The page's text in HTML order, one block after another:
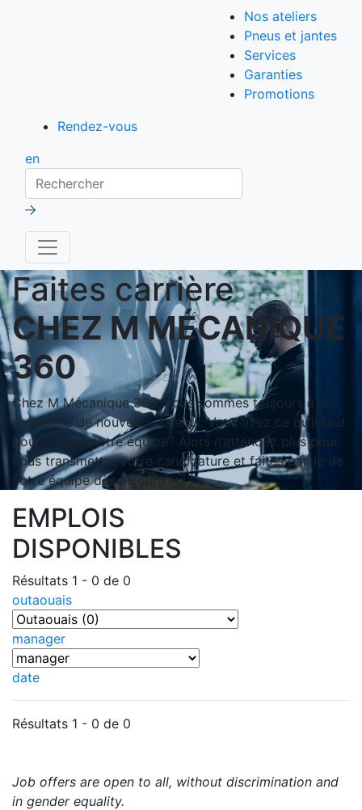
Nos ateliers
Pneus et jantes
Services
Garanties
Promotions
Rendez-vous
en
Rechercher
Faites carrière
CHEZ M MÉCANIQUE
360
Chez M Mécanique 360, nous sommes toujours à la
recherche de nouveaux talents. Vous avez ce qu’il faut
pour joindre notre équipe? Alors n’attendez plus pour
nous transmettre votre candidature et faites partie de
notre équipe dès aujourd’hui !
EMPLOIS
DISPONIBLES
Résultats 1 - 0 de 0
outaouais
manager
date
Résultats 1 - 0 de 0
Job offers are open to all, without discrimination and
in gender equality.